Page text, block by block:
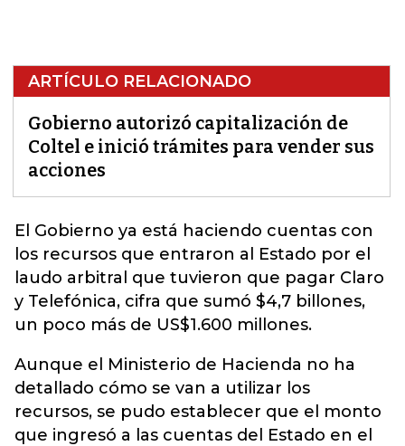
ARTÍCULO RELACIONADO
Gobierno autorizó capitalización de
Coltel e inició trámites para vender sus
acciones
El Gobierno ya está haciendo cuentas con
los recursos que entraron al Estado por el
laudo arbitral que tuvieron que pagar Claro
y Telefónica, cifra que sumó $4,7 billones,
un poco más de US$1.600 millones.
Aunque el Ministerio de Hacienda no ha
detallado cómo se van a utilizar los
recursos, se pudo establecer que el monto
que ingresó a las cuentas del Estado en el